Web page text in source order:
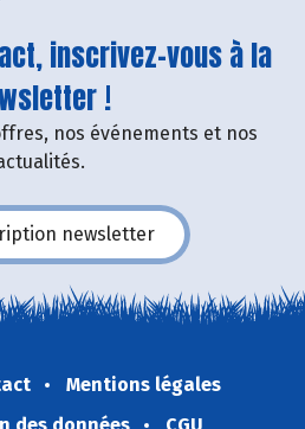
inscrivez-vous à la
!
nos événements et nos
newsletter
Mentions légales